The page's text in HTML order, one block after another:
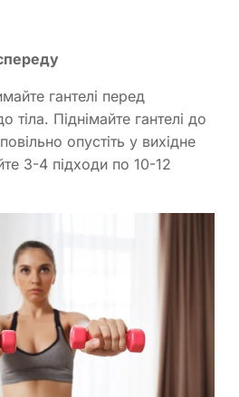
гантелі перед
тіла. Піднімайте гантелі до
опустіть у вихідне
3-4 підходи по 10-12